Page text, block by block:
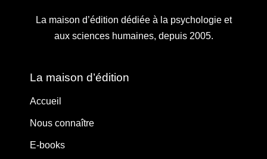
La maison d’édition dédiée à la psychologie et
aux sciences humaines, depuis 2005.
La maison d’édition
Accueil
Nous connaître
E-books